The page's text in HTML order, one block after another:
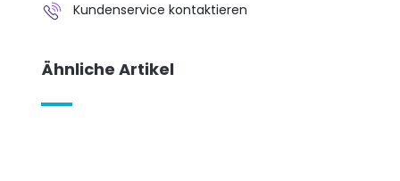
Kundenservice kontaktieren
Ähnliche Artikel